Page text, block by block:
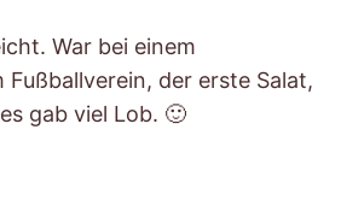
War bei einem
der erste Salat,
gab viel Lob. 🙂